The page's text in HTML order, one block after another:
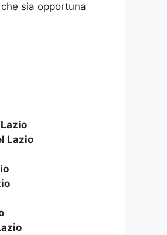
sia opportuna
Lazio